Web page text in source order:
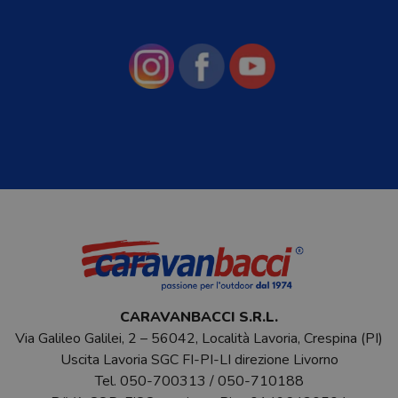
CARAVANBACCI S.R.L.
Via Galileo Galilei, 2 – 56042, Località Lavoria, Crespina (PI)
Uscita Lavoria SGC FI-PI-LI direzione Livorno
Tel. 050-700313 /050-710188